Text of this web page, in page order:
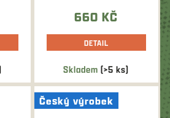
Průměrné
hodnocení
produktu
je
Skladem(>5 ks)
660 KČ
DETAIL
Český výrobek